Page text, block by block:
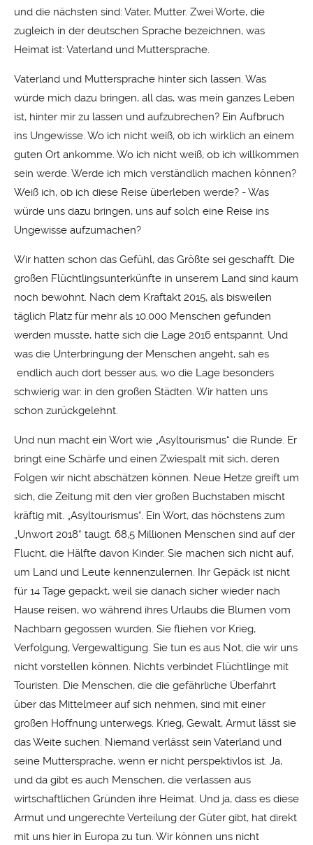
und die nächsten sind: Vater, Mutter. Zwei Worte, die
zugleich in der deutschen Sprache bezeichnen, was
Heimat ist: Vaterland und Muttersprache.
Vaterland und Muttersprache hinter sich lassen. Was
würde mich dazu bringen, all das, was mein ganzes Leben
ist, hinter mir zu lassen und aufzubrechen? Ein Aufbruch
ins Ungewisse. Wo ich nicht weiß, ob ich wirklich an einem
guten Ort ankomme. Wo ich nicht weiß, ob ich willkommen
sein werde. Werde ich mich verständlich machen können?
Weiß ich, ob ich diese Reise überleben werde? - Was
würde uns dazu bringen, uns auf solch eine Reise ins
Ungewisse aufzumachen?
Wir hatten schon das Gefühl, das Größte sei geschafft. Die
großen Flüchtlingsunterkünfte in unserem Land sind kaum
noch bewohnt. Nach dem Kraftakt 2015, als bisweilen
täglich Platz für mehr als 10.000 Menschen gefunden
werden musste, hatte sich die Lage 2016 entspannt. Und
was die Unterbringung der Menschen angeht, sah es
endlich auch dort besser aus, wo die Lage besonders
schwierig war: in den großen Städten. Wir hatten uns
schon zurückgelehnt.
Und nun macht ein Wort wie „Asyltourismus“ die Runde. Er
bringt eine Schärfe und einen Zwiespalt mit sich, deren
Folgen wir nicht abschätzen können. Neue Hetze greift um
sich, die Zeitung mit den vier großen Buchstaben mischt
kräftig mit. „Asyltourismus“. Ein Wort, das höchstens zum
„Unwort 2018“ taugt. 68,5 Millionen Menschen sind auf der
Flucht, die Hälfte davon Kinder. Sie machen sich nicht auf,
um Land und Leute kennenzulernen. Ihr Gepäck ist nicht
für 14 Tage gepackt, weil sie danach sicher wieder nach
Hause reisen, wo während ihres Urlaubs die Blumen vom
Nachbarn gegossen wurden. Sie fliehen vor Krieg,
Verfolgung, Vergewaltigung. Sie tun es aus Not, die wir uns
nicht vorstellen können. Nichts verbindet Flüchtlinge mit
Touristen. Die Menschen, die die gefährliche Überfahrt
über das Mittelmeer auf sich nehmen, sind mit einer
großen Hoffnung unterwegs. Krieg, Gewalt, Armut lässt sie
das Weite suchen. Niemand verlässt sein Vaterland und
seine Muttersprache, wenn er nicht perspektivlos ist. Ja,
und da gibt es auch Menschen, die verlassen aus
wirtschaftlichen Gründen ihre Heimat. Und ja, dass es diese
Armut und ungerechte Verteilung der Güter gibt, hat direkt
mit uns hier in Europa zu tun. Wir können uns nicht